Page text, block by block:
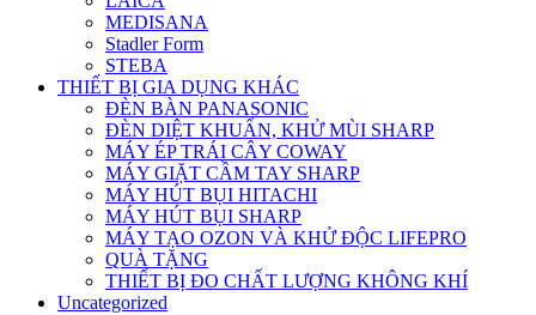
MEDISANA
Stadler Form
STEBA
THIẾT BỊ GIA DỤNG KHÁC
ĐÈN BÀN PANASONIC
ĐÈN DIỆT KHUẨN, KHỬ MÙI SHARP
MÁY ÉP TRÁI CÂY COWAY
MÁY GIẶT CẦM TAY SHARP
MÁY HÚT BỤI HITACHI
MÁY HÚT BỤI SHARP
MÁY TẠO OZON VÀ KHỬ ĐỘC LIFEPRO
QUÀ TẶNG
THIẾT BỊ ĐO CHẤT LƯỢNG KHÔNG KHÍ
Uncategorized